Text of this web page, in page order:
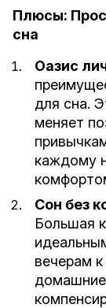
Плюсы:
сна
Оазис
для сна.
меняет
каждому
Сон без
Большая
вечерам
домашние